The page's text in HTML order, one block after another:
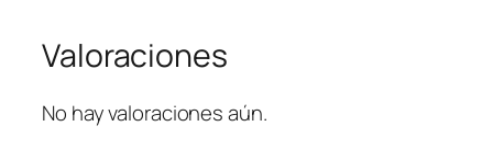
K
n
Valoraciones
No hay valoraciones aún.